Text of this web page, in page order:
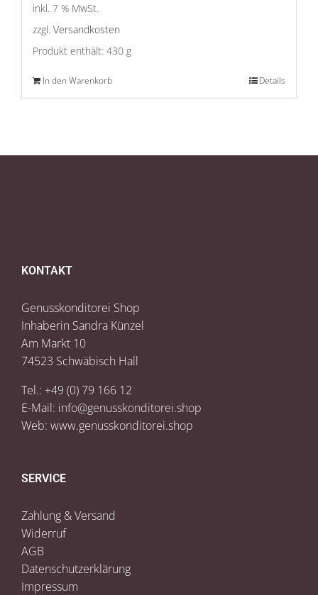
inkl. 7 % MwSt.
zzgl. Versandkosten
Produkt enthält: 430 g
In den Warenkorb Details
KONTAKT
Genusskonditorei Shop
Inhaberin Sandra Künzel
Am Markt 10
74523 Schwäbisch Hall
Tel.: +49 (0) 79 166 12
E-Mail: info@genusskonditorei.shop
Web: www.genusskonditorei.shop
SERVICE
Zahlung & Versand
Widerruf
AGB
Datenschutzerklärung
Impressum